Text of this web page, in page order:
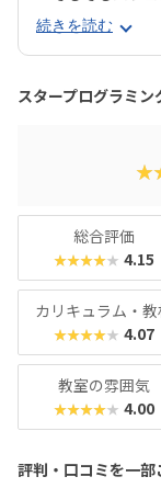
何ができるかを
す。それぞれの
すいのは安心で
去に総務省「若
進」事業に採択
の顔は真剣その
作れるので、の
京大学の伊藤謝
ラミングスキル
したりといった
向けのパソコン
ップしてみよう
続きを読む
スタープログラミ
総合評価
★★★★★ 4.15
カリキュラム・
★★★★★ 4.07
教室の雰囲気
★★★★★ 4.00
評判・口コミを一部